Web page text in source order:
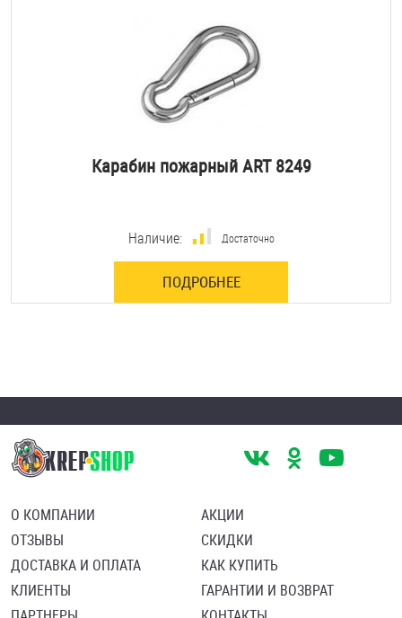
Карабин пожарный ART 8249
Наличие: Достаточно
ПОДРОБНЕЕ
О КОМПАНИИ
ОТЗЫВЫ
ДОСТАВКА И ОПЛАТА
КЛИЕНТЫ
АКЦИИ
СКИДКИ
КАК КУПИТЬ
ГАРАНТИИ И ВОЗВРАТ